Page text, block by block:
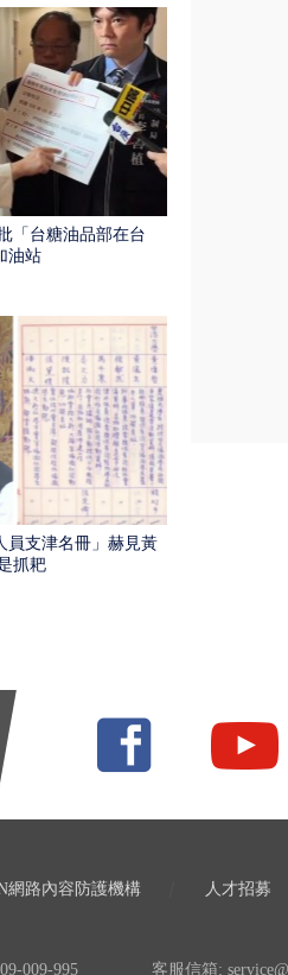
「台糖油品部在台
油站
員支津名冊」赫見黃
抓耙
網路內容防護機構 人才招募
009-995 客服信箱: